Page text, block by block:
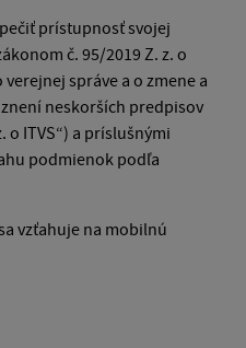
prístupnosť svojej
č. 95/2019 Z. z. o
správe a o zmene a
neskorších predpisov
o ITVS“) a príslušnými
podmienok podľa
vzťahuje na mobilnú